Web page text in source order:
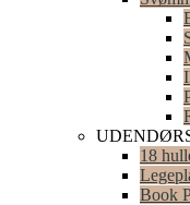
18
Book